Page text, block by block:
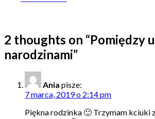
2 thoughts on “Pomiędzy
narodzinami”
Ania pisze:
7 marca, 2019 o 2:14 pm
Piękna rodzinka 🙂 Trzymam kciuki